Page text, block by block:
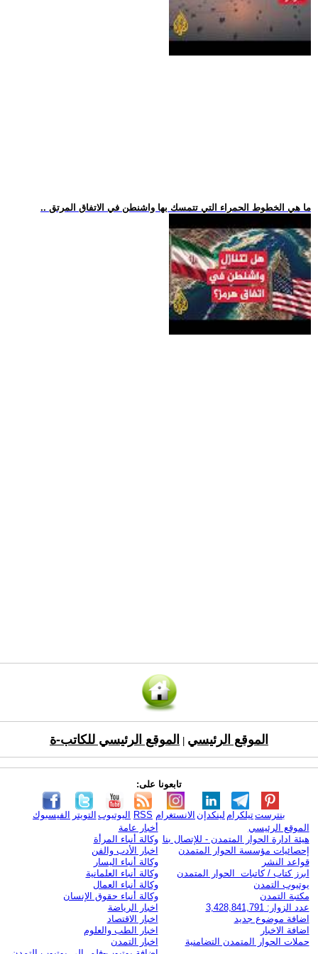
.. ما هي الخطوط الحمراء التي تتمسك بها واشنطن في الاتفاق المرتق
الموقع الرئيسي الموقع الرئيسي للكاتب-ة
تابعونا على:
الفيسبوك التويتر اليوتيوب RSS الانستغرام لينكدإن تيلكرامبنترست
الموقع الرئيسي
هيئة ادارة الحوار المتمدن - للإتصال بنا
إحصائيات مؤسسة الحوار المتمدن
قواعد النشر
ابرز كتاب / كاتبات الحوار المتمدن
يوتيوب التمدن
مكتبة التمدن
عدد الزوار: 3,428,841,791
اضافة موضوع جديد
اضافة الاخبار
حملات الحوار المتمدن التضامنية
أخبار عامة
وكالة أنباء المرأة
اخبار الأدب والفن
وكالة أنباء اليسار
وكالة أنباء العلمانية
وكالة أنباء العمال
وكالة أنباء حقوق الإنسان
اخبار الرياضة
اخبار الاقتصاد
اخبار الطب والعلوم
اخبار التمدن